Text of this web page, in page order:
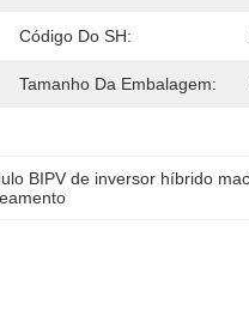
Código Do SH:
Tamanho Da Embalagem:
BIPV de inversor híbrido